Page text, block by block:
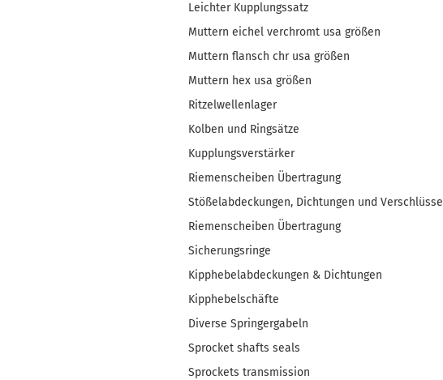
Leichter Kupplungssatz
Muttern eichel verchromt usa größen
Muttern flansch chr usa größen
Muttern hex usa größen
Ritzelwellenlager
Kolben und Ringsätze
Kupplungsverstärker
Riemenscheiben Übertragung
Stößelabdeckungen, Dichtungen und Verschlüsse
Riemenscheiben Übertragung
Sicherungsringe
Kipphebelabdeckungen & Dichtungen
Kipphebelschäfte
Diverse Springergabeln
Sprocket shafts seals
Sprockets transmission